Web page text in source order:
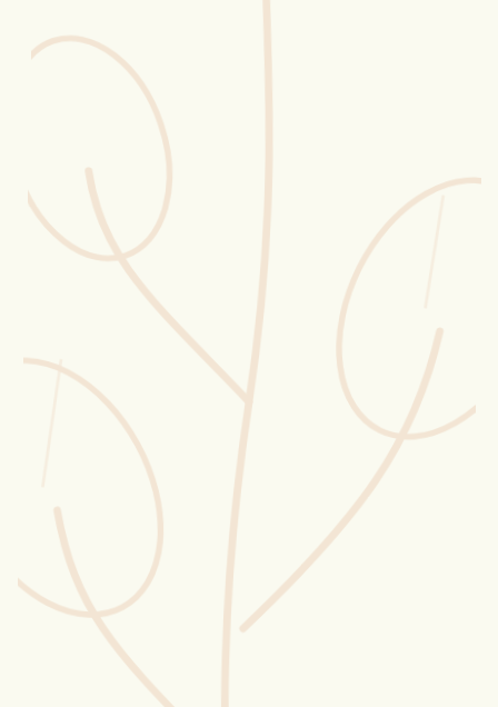
Sammelkalender
Blüten-Finder
Phänologie-Radar
Vogelstimmen
Gartenplaner
Challenges
Wusstest du?
Sammlungen
Selber machen